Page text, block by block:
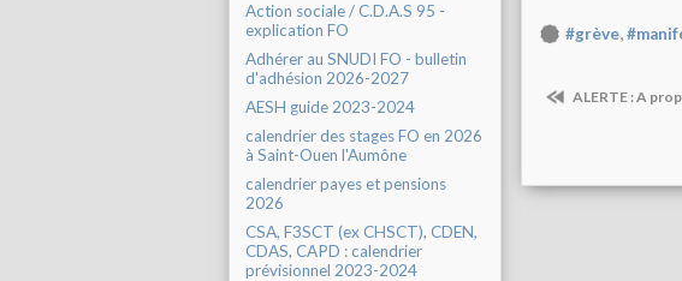
Action sociale / C.D.A.S 95 -
explication FO
Adhérer au SNUDI FO - bulletin
d'adhésion 2026-2027
AESH guide 2023-2024
calendrier des stages FO en 2026
à Saint-Ouen l'Aumône
calendrier payes et pensions
2026
CSA, F3SCT (ex CHSCT), CDEN,
CDAS, CAPD : calendrier
prévisionnel 2023-2024
#grève,
ALERTE : A